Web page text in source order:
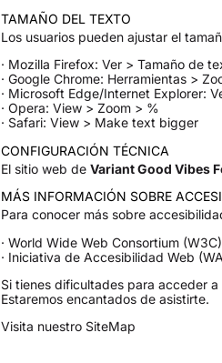
TAMAÑO DEL TEXTO
Los usuarios pueden ajustar el
· Mozilla Firefox: Ver > Tamaño de
· Google Chrome: Herramientas >
· Microsoft Edge/Internet Explorer:
· Opera: View > Zoom > %
· Safari: View > Make text bigger
CONFIGURACIÓN TÉCNICA
El sitio web de Variant Good Vibes
MÁS INFORMACIÓN SOBRE
Para conocer más sobre
· World Wide Web Consortium (W3C)
· Iniciativa de Accesibilidad Web
Si tienes dificultades para acceder
Estaremos encantados de asistirte.
Visita nuestro SiteMap